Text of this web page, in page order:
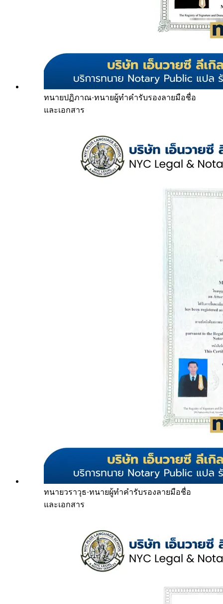
ทนายปฏิภาณ·ทนายผู้ทำคำรับรองลายมือชื่อ
และเอกสาร
ทนายวราวุธ·ทนายผู้ทำคำรับรองลายมือชื่อ
และเอกสาร